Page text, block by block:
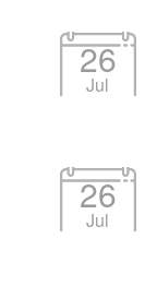
26
Jul
26
Jul